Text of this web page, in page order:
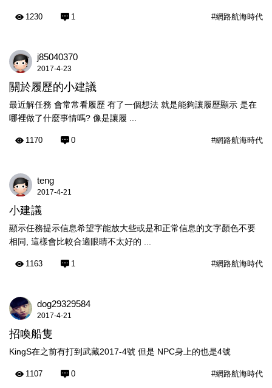
#網路航海時代
1230 1
j85040370
2017-4-23
關於履歷的小建議
最近解任務 會常常看履歷 有了一個想法 就是能夠讓履歷顯示 是在
哪裡做了什麼事情嗎? 像是讓履 ...
#網路航海時代
1170 0
teng
2017-4-21
小建議
顯示任務提示信息希望字能放大些或是和正常信息的文字顏色不要
相同, 這樣會比較合適眼睛不太好的 ...
#網路航海時代
1163 1
dog29329584
2017-4-21
招喚船隻
KingS在之前有打到武藏2017-4號 但是 NPC身上的也是4號
#網路航海時代
1107 0